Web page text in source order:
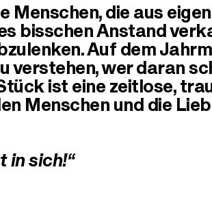
Menschen, die aus
bisschen Anstand
Auf dem
verstehen, wer daran
ist eine zeitlose,
Menschen und die
in sich!“